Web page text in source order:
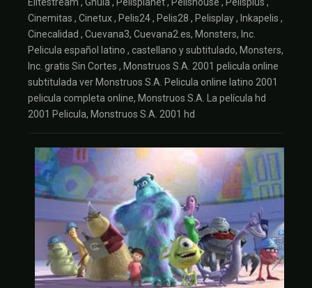
Cinemitas , Cinetux , Pelis24 , Pelis28 , Pelisplay , Inkapelis ,
Cinecalidad , Cuevana3, Cuevana2.es, Monsters, Inc.
Pelicula español latino , castellano y subtitulado, Monsters,
Inc. gratis Sin Cortes , Monstruos S.A. 2001 pelicula online
subtitulada ver Monstruos S.A. Pelicula online latino 2001
pelicula completa online, Monstruos S.A. La película hd
2001 Pelicula, Monstruos S.A. 2001 hd